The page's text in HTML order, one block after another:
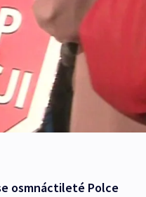
osmnáctileté Polce